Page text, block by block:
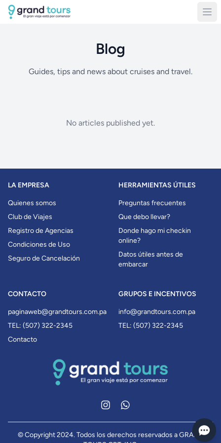
Blog
Guides, tips and news about cruises and travel.
No articles published yet.
LA EMPRESA
Quienes somos
Club de Viajes
Registro de Agencias
Condiciones de Uso
Seguro de Cancelación
HERRAMIENTAS ÚTILES
Preguntas frecuentes
Que debo llevar?
Donde hago mi checkin
online?
Datos útiles antes de
embarcar
CONTACTO
paginaweb@grandtours.com.pa
TEL: (507) 322-2345
Contacto
GRUPOS E INCENTIVOS
info@grandtours.com.pa
TEL: (507) 322-2345
© Copyright 2024. Todos los derechos reservados a GRAND